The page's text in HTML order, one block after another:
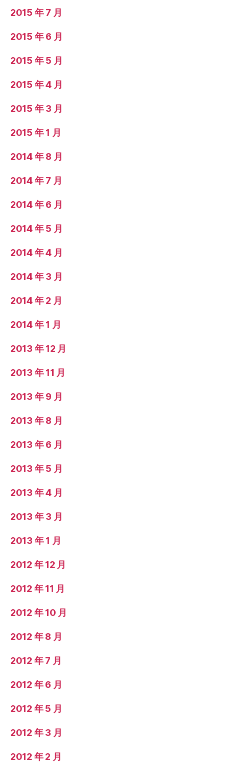
2015 年 7 月
2015 年 6 月
2015 年 5 月
2015 年 4 月
2015 年 3 月
2015 年 1 月
2014 年 8 月
2014 年 7 月
2014 年 6 月
2014 年 5 月
2014 年 4 月
2014 年 3 月
2014 年 2 月
2014 年 1 月
2013 年 12 月
2013 年 11 月
2013 年 9 月
2013 年 8 月
2013 年 6 月
2013 年 5 月
2013 年 4 月
2013 年 3 月
2013 年 1 月
2012 年 12 月
2012 年 11 月
2012 年 10 月
2012 年 8 月
2012 年 7 月
2012 年 6 月
2012 年 5 月
2012 年 3 月
2012 年 2 月